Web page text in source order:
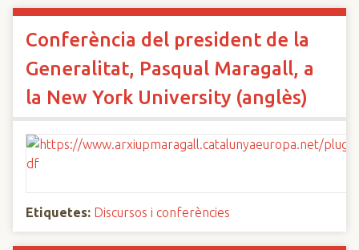
Conferència del president de la
Generalitat, Pasqual Maragall, a
la New York University (anglès)
Etiquetes: Discursos i conferències